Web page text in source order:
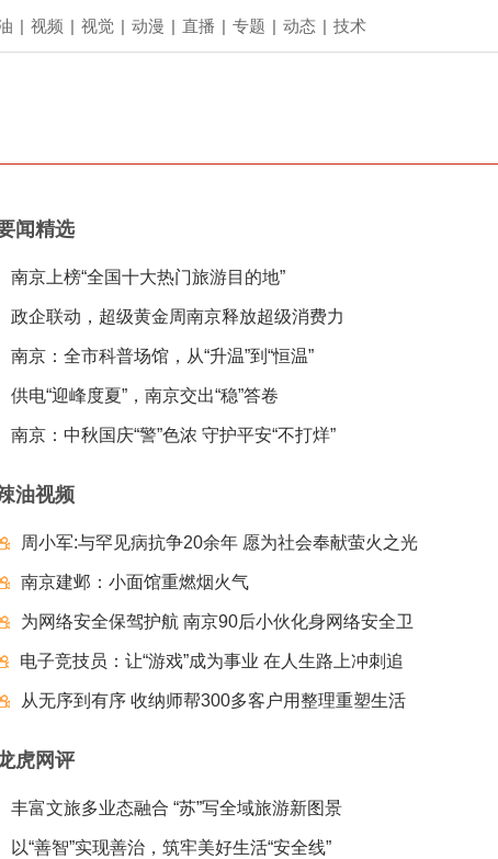
| 视频 | 视觉 | 动漫 | 直播 | 专题 | 动态 | 技术
闻精选
南京上榜“全国十大热门旅游目的地”
政企联动，超级黄金周南京释放超级消费力
南京：全市科普场馆，从“升温”到“恒温”
供电“迎峰度夏”，南京交出“稳”答卷
南京：中秋国庆“警”色浓 守护平安“不打烊”
油视频
周小军:与罕见病抗争20余年 愿为社会奉献萤火之光
南京建邺：小面馆重燃烟火气
为网络安全保驾护航 南京90后小伙化身网络安全卫
士
电子竞技员：让“游戏”成为事业 在人生路上冲刺追
梦夺冠
从无序到有序 收纳师帮300多客户用整理重塑生活
虎网评
丰富文旅多业态融合 “苏”写全域旅游新图景
以“善智”实现善治，筑牢美好生活“安全线”